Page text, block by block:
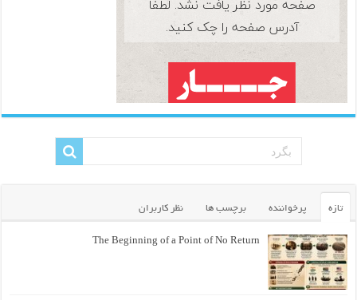
تازه پرخواننده برچسب ها نظر کاربران
The Beginning of a Point of No Return